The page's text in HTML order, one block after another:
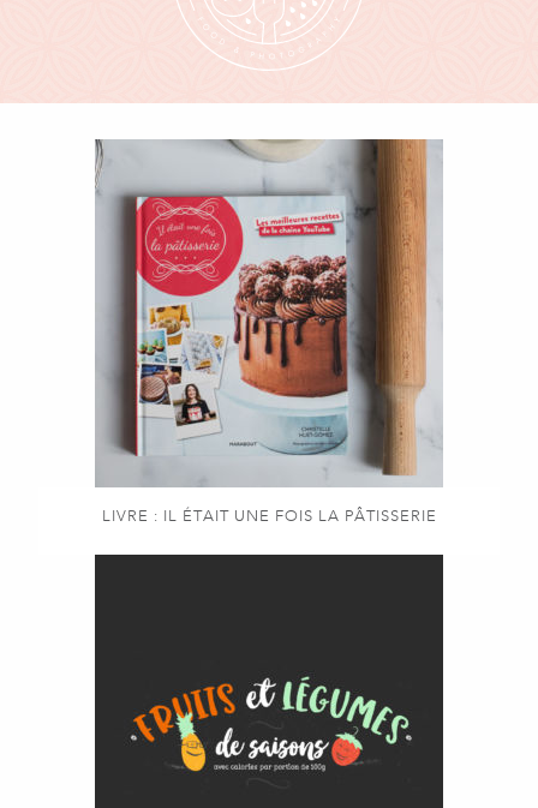
LIVRE : IL ÉTAIT UNE FOIS LA PÂTISSERIE